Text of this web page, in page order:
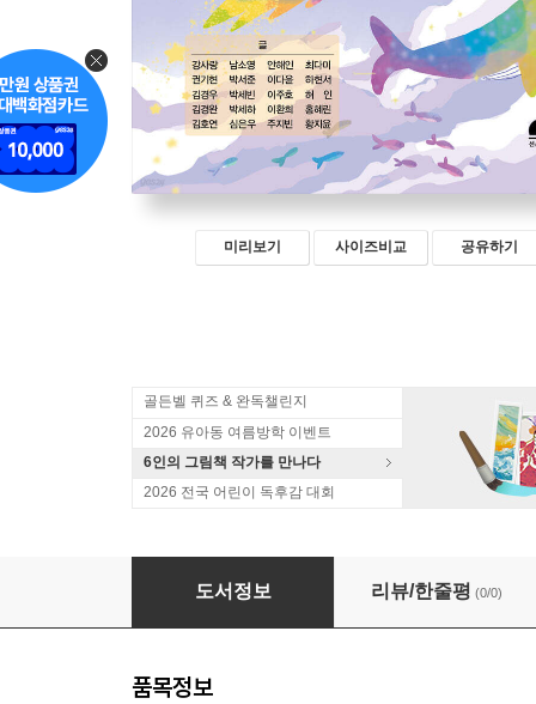
미리보기 사이즈비교 공유하기
골든벨 퀴즈 & 완독챌린지
2026 유아동 여름방학 이벤트
6인의 그림책 작가를 만나다
2026 전국 어린이 독후감 대회
용기라는 날개를 펼치면
도서정보 리뷰/한줄평 (0/0)
품목정보